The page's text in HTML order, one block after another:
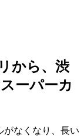
から、渋
ーパーカ
がなくなり、長い